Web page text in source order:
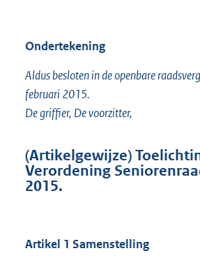
Ondertekening
Aldus besloten in de openbare
februari 2015.
De griffier, De voorzitter,
(Artikelgewijze)
Verordening
2015.
Artikel 1 Samenstelling